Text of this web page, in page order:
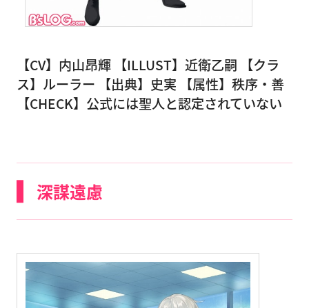
【CV】内山昂輝 【ILLUST】近衛乙嗣 【クラ
ス】ルーラー 【出典】史実 【属性】秩序・善
【CHECK】公式には聖人と認定されていない
深謀遠慮